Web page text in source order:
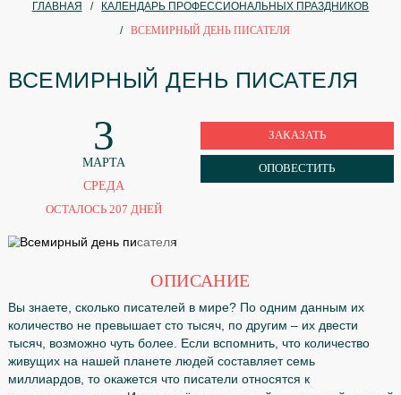
ВСЕМИРНЫЙ ДЕНЬ ПИСАТЕЛЯ
ВСЕМИРНЫЙ ДЕНЬ
3
ОСТАЛОСЬ 207 ДНЕЙ
ОПИСАНИЕ